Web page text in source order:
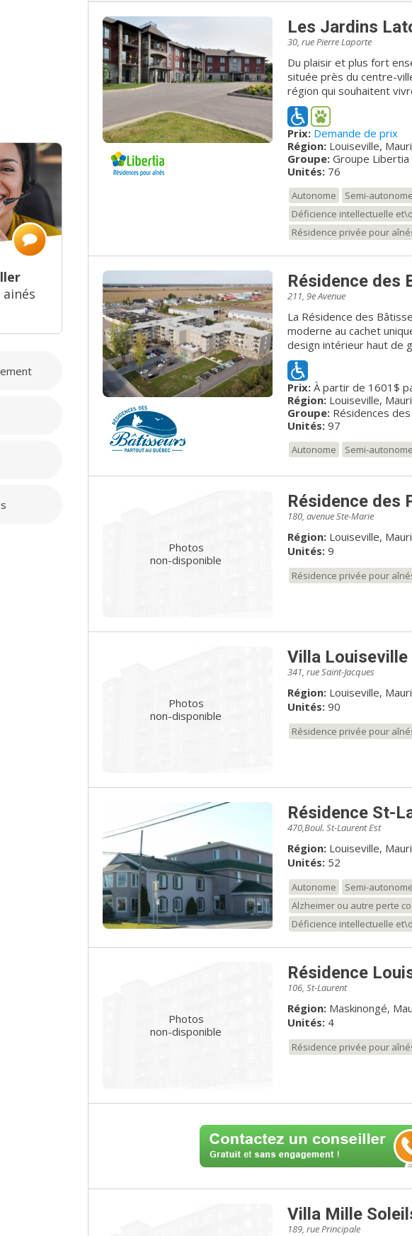
Les Jardins
30, rue Pierre Laporte
Du plaisir et plus fort ensemble ! Construite en 2010,
située près du centre-
région qui souhaitent
chaleureux. Composée
résidence est composée de
volet est composé de
demi) pour des
second volet offre 34
personnes en perte
plaisir est une valeur
notre communauté,
intergénérationnelles
tout âge. Nous nous
et qualifié. Habiter aux
plusieurs activités dans
chacun. En choisissant
où vivre et une nouvelle
Prix: Demande de prix
Région: Louiseville,
Groupe: Groupe Libertia
Unités:76
Autonome Semi-autonome
Déficience intellectuelle
Résidence privée pour
Résidence des
211, 9e Avenue
La Résidence des
moderne au cachet
design intérieur haut de
hall d’entrée, un salon
communs climatisés et
aussi d’une terrasse
Prix:À partir de 1601$
Région: Louiseville,
Groupe: Résidences
Unités:97
Autonome Semi-autonome
Photos
non-disponible
Résidence des
180, avenue Ste-Marie
Région: Louiseville,
Unités:9
Résidence privée pour
Photos
non-disponible
Villa Louiseville
341, rue Saint-Jacques
Région: Louiseville,
Unités:90
Résidence privée pour
Résidence St-
470,Boul. St-Laurent Est
Région: Louiseville,
Unités:52
Autonome Semi-autonome
Alzheimer ou autre perte
Déficience intellectuelle
Photos
non-disponible
Résidence
106, St-Laurent
Région: Maskinongé,
Unités:4
Résidence privée pour
Villa Mille
189, rue Principale